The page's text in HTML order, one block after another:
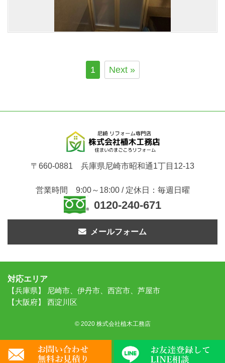
1 Next »
〒660-0881 兵庫県尼崎市昭和通1丁目12-13
営業時間 9:00～18:00 / 定休日：毎週日曜
0120-240-671
メールフォーム
対応エリア
【兵庫県】 尼崎市、伊丹市、西宮市、芦屋市
【大阪府】 西淀川区
© 2020 株式会社植木工務店